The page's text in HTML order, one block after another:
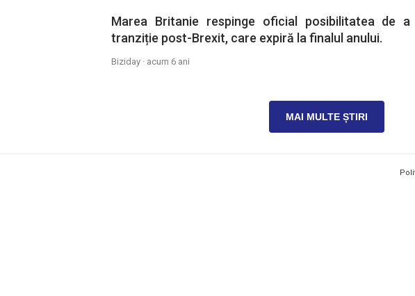
Marea Britanie respinge oficial posibilitatea de
tranziție post-Brexit, care expiră la finalul anului.
Biziday · acum 6 ani
MAI MULTE ȘTIRI